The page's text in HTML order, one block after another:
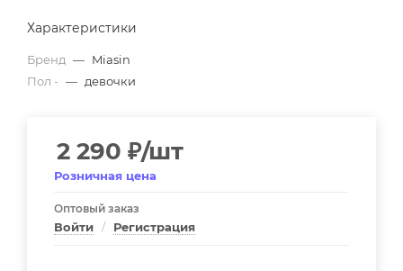
Характеристики
Бренд — Miasin
Пол - — девочки
2 290 ₽/шт
Розничная цена
Оптовый заказ
Войти / Регистрация